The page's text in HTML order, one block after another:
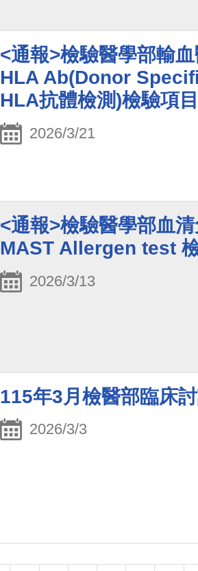
<通報>檢驗醫學部輸
HLA Ab(Donor
HLA抗體檢測)檢驗項目
2026/3/21
<通報>檢驗醫學部血
MAST Allergen test
2026/3/13
115年3月檢醫部臨床
2026/3/3